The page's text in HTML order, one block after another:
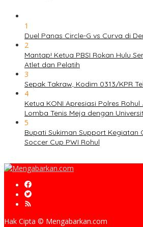
1
Duel Panas Circle-G vs Curva di
2
Mantap! Ketua PBSI Rokan Hulu
Atlet dan Pelatih
3
Sepak Takraw, Kodim 0313/KPR
4
Ketua KONI Apresiasi Polres
Lomba Tenis Meja dengan
5
Bupati Sukiman Support Kegiatan
Soccer Cup PWI Rohul
Hak Cipta © Mengabarkan.com